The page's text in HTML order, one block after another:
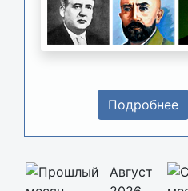
Подробнее
Август